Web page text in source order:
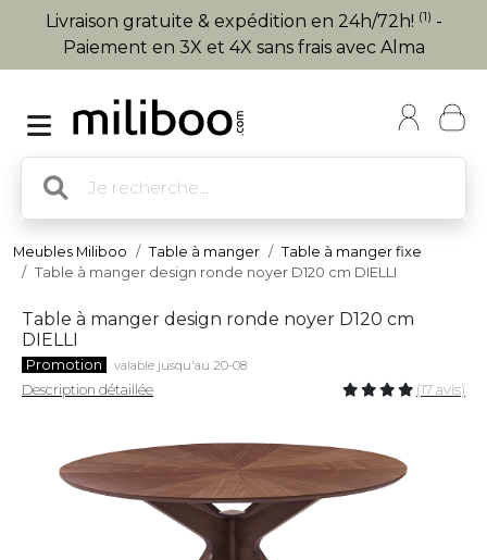
Livraison gratuite & expédition en 24h/72h! (1) -
Paiement en 3X et 4X sans frais avec Alma
Meubles Miliboo Table à manger
Table à manger fixe
Table à manger design ronde noyer D120 cm DIELLI
Table à manger design ronde noyer D120 cm
DIELLI
Promotion valable jusqu'au 20-08
Description détaillée (17 avis)